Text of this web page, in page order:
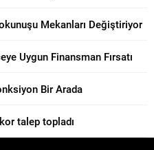
Mekanları Değiştiriyor
Uygun Finansman Fırsatı
Bir Arada
talep topladı